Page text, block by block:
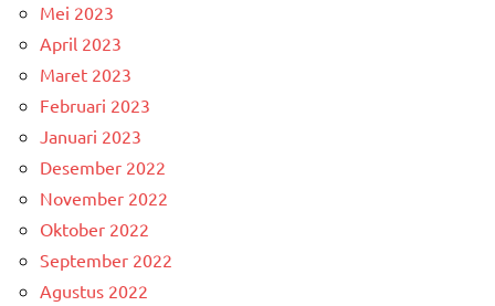
Mei 2023
April 2023
Maret 2023
Februari 2023
Januari 2023
Desember 2022
November 2022
Oktober 2022
September 2022
Agustus 2022